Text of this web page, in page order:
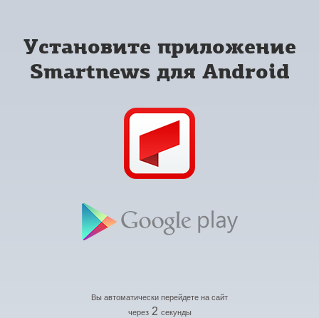
Установите приложение
Smartnews для Android
Вы автоматически перейдете на сайт
через 2 секунды